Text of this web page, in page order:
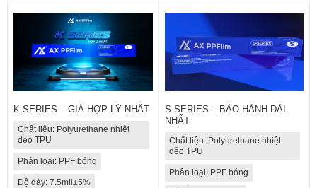
K SERIES – GIÁ HỢP LÝ NHẤT
Chất liệu: Polyurethane nhiệt
dẻo TPU
Phân loại: PPF bóng
Độ dày: 7.5mil±5%
S SERIES – BẢO HÀNH DÀI
NHẤT
Chất liệu: Polyurethane nhiệt
dẻo TPU
Phân loại: PPF bóng